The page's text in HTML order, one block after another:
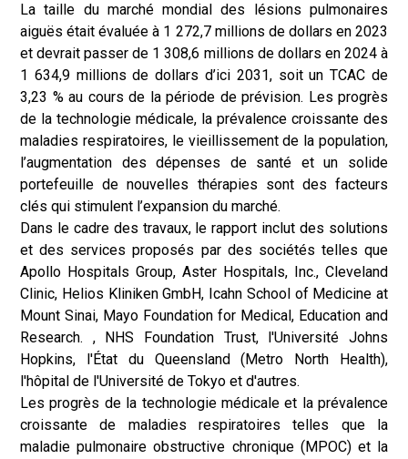
La taille du marché mondial des lésions pulmonaires
aiguës était évaluée à 1 272,7 millions de dollars en 2023
et devrait passer de 1 308,6 millions de dollars en 2024 à
1 634,9 millions de dollars d’ici 2031, soit un TCAC de
3,23 % au cours de la période de prévision. Les progrès
de la technologie médicale, la prévalence croissante des
maladies respiratoires, le vieillissement de la population,
l’augmentation des dépenses de santé et un solide
portefeuille de nouvelles thérapies sont des facteurs
clés qui stimulent l’expansion du marché.
Dans le cadre des travaux, le rapport inclut des solutions
et des services proposés par des sociétés telles que
Apollo Hospitals Group, Aster Hospitals, Inc., Cleveland
Clinic, Helios Kliniken GmbH, Icahn School of Medicine at
Mount Sinai, Mayo Foundation for Medical, Education and
Research. , NHS Foundation Trust, l'Université Johns
Hopkins, l'État du Queensland (Metro North Health),
l'hôpital de l'Université de Tokyo et d'autres.
Les progrès de la technologie médicale et la prévalence
croissante de maladies respiratoires telles que la
maladie pulmonaire obstructive chronique (MPOC) et la